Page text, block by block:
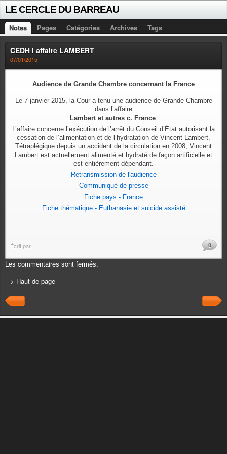
LE CERCLE DU BARREAU
Notes Pages Catégories Archives Tags
CEDH l affaire LAMBERT
07/01/2015
Audience de Grande Chambre concernant la France
Le 7 janvier 2015, la Cour a tenu une audience de Grande Chambre
dans l’affaire
Lambert et autres c. France.
L’affaire concerne l’exécution de l’arrêt du Conseil d’État autorisant la
cessation de l’alimentation et de l’hydratation de Vincent Lambert.
Tétraplégique depuis un accident de la circulation en 2008, Vincent
Lambert est actuellement alimenté et hydraté de façon artificielle et
est entièrement dépendant.
Retransmission de l'audience
Communiqué de presse
Fiche pays - France
Fiche thématique - Euthanasie et suicide assisté
Écrit par 0
Les commentaires sont fermés.
> Haut de page